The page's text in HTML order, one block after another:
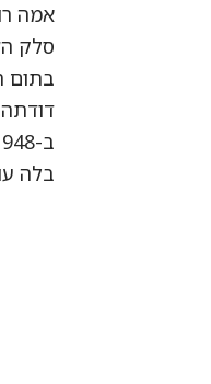
אמה
סלק
ב-1948. בלה התגייסה לצה"ל שם הכירה את בעלה ישעיהו ז"ל, איש צבא קבע.
בלה